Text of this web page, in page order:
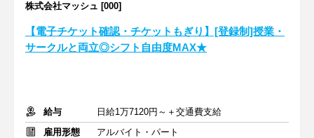
株式会社マッシュ [000]
【電子チケット確認・チケットもぎり】[登録制]授業・
サークルと両立◎シフト自由度MAX★
給与
日給1万7120円～＋交通費支給
雇用形態
アルバイト・パート